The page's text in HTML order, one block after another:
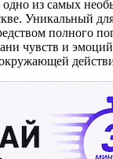
из самых
Уникальный
полного
чувств и